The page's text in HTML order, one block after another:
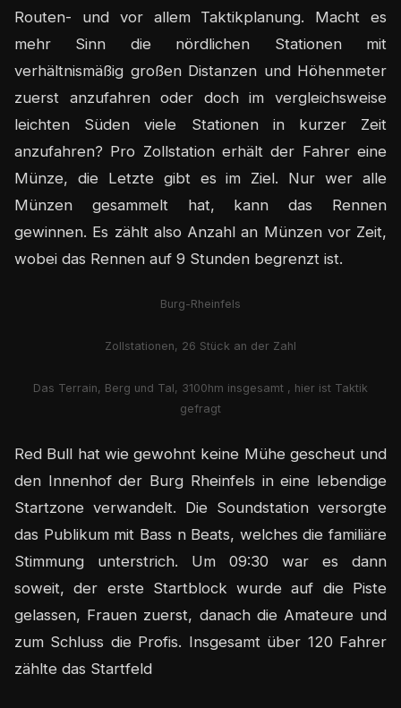
Routen- und vor allem Taktikplanung. Macht es
mehr Sinn die nördlichen Stationen mit
verhältnismäßig großen Distanzen und Höhenmeter
zuerst anzufahren oder doch im vergleichsweise
leichten Süden viele Stationen in kurzer Zeit
anzufahren? Pro Zollstation erhält der Fahrer eine
Münze, die Letzte gibt es im Ziel. Nur wer alle
Münzen gesammelt hat, kann das Rennen
gewinnen. Es zählt also Anzahl an Münzen vor Zeit,
wobei das Rennen auf 9 Stunden begrenzt ist.
Burg-Rheinfels
Zollstationen, 26 Stück an der Zahl
Das Terrain, Berg und Tal, 3100hm insgesamt , hier ist Taktik
gefragt
Red Bull hat wie gewohnt keine Mühe gescheut und
den Innenhof der Burg Rheinfels in eine lebendige
Startzone verwandelt. Die Soundstation versorgte
das Publikum mit Bass n Beats, welches die familiäre
Stimmung unterstrich. Um 09:30 war es dann
soweit, der erste Startblock wurde auf die Piste
gelassen, Frauen zuerst, danach die Amateure und
zum Schluss die Profis. Insgesamt über 120 Fahrer
zählte das Startfeld